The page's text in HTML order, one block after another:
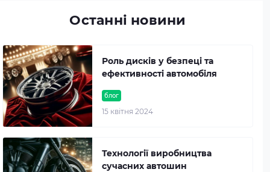
Останні новини
блог
15 квітня 2024
Роль дисків у безпеці та
ефективності автомобіля
Технології виробництва
сучасних автошин